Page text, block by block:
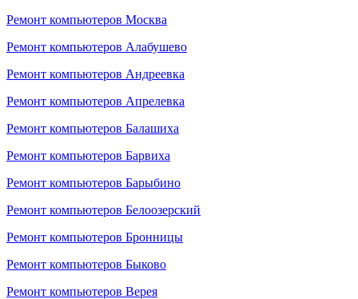
Ремонт компьютеров Москва
Ремонт компьютеров Алабушево
Ремонт компьютеров Андреевка
Ремонт компьютеров Апрелевка
Ремонт компьютеров Балашиха
Ремонт компьютеров Барвиха
Ремонт компьютеров Барыбино
Ремонт компьютеров Белоозерский
Ремонт компьютеров Бронницы
Ремонт компьютеров Быково
Ремонт компьютеров Верея